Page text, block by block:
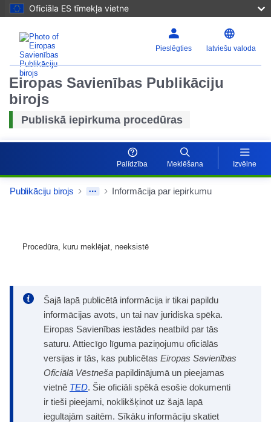
Oficiāla ES tīmekļa vietne
Pieslēgties latviešu valoda
Eiropas Savienības Publikāciju
birojs
Publiskā iepirkuma procedūras
Palīdzība Meklēšana Izvēlne
Publikāciju birojs Informācija par iepirkumu
Procedūra, kuru meklējat, neeksistē
Šajā lapā publicētā informācija ir tikai papildu
informācijas avots, un tai nav juridiska spēka.
Eiropas Savienības iestādes neatbild par tās
saturu. Attiecīgo līguma paziņojumu oficiālās
versijas ir tās, kas publicētas Eiropas Savienības
Oficiālā Vēstneša papildinājumā un pieejamas
vietnē TED. Šie oficiāli spēkā esošie dokumenti
ir tieši pieejami, noklikšķinot uz šajā lapā
iegultajām saitēm. Sīkāku informāciju skatiet